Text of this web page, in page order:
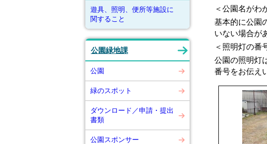
遊具、照明、便所等施設に
関すること
公園緑地課
公園
緑のスポット
ダウンロード／申請・提出
書類
公園スポンサー
＜公園名がわ
基本的に公園
いない場合が
＜照明灯の番
公園の照明灯
番号をお伝え